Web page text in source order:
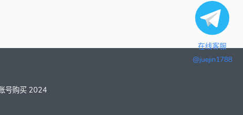
在线客服
@juejin1788
号购买2024